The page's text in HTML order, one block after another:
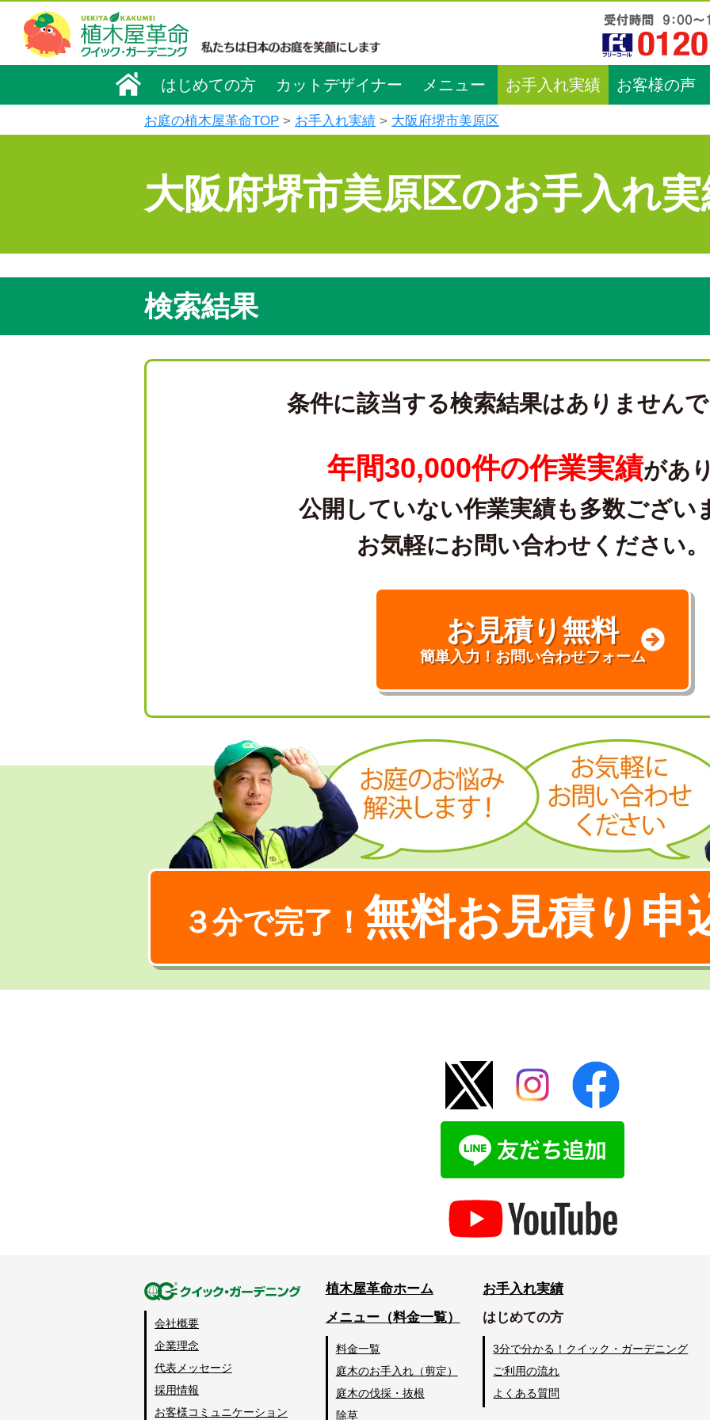
はじめての方 カットデザイナー メニュー お手入れ実績 お客様の声
お庭の植木屋革命TOP お手入れ実績 大阪府堺市美原区
大阪府堺市美原区のお手入れ
検索結果
条件に該当する検索結果はありません
年間30,000件の作業実績があ
公開していない作業実績も多数ござい
お気軽にお問い合わせください。
お見積り無料
簡単入力！お問い合わせフォーム
３分で完了！ 無料お見積り申
会社概要
企業理念
代表メッセージ
採用情報
お客様コミュニケーション
植木屋革命ホーム
メニュー（料金一覧）
料金一覧
庭木のお手入れ（剪定）
庭木の伐採・抜根
除草
お手入れ実績
はじめての方
3分で分かる！クイック・ガーデニング
ご利用の流れ
よくある質問